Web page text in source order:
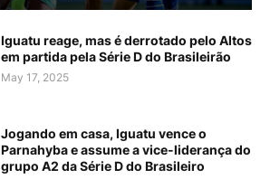
Iguatu reage, mas é derrotado pelo Altos
em partida pela Série D do Brasileirão
May 17, 2025
Jogando em casa, Iguatu vence o
Parnahyba e assume a vice-liderança do
grupo A2 da Série D do Brasileiro